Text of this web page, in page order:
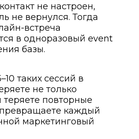
не настроен,
не вернулся. Тогда
встреча
в одноразовый event
базы.
таких сессий в
не только
теряете повторные
каждый
маркетинговый